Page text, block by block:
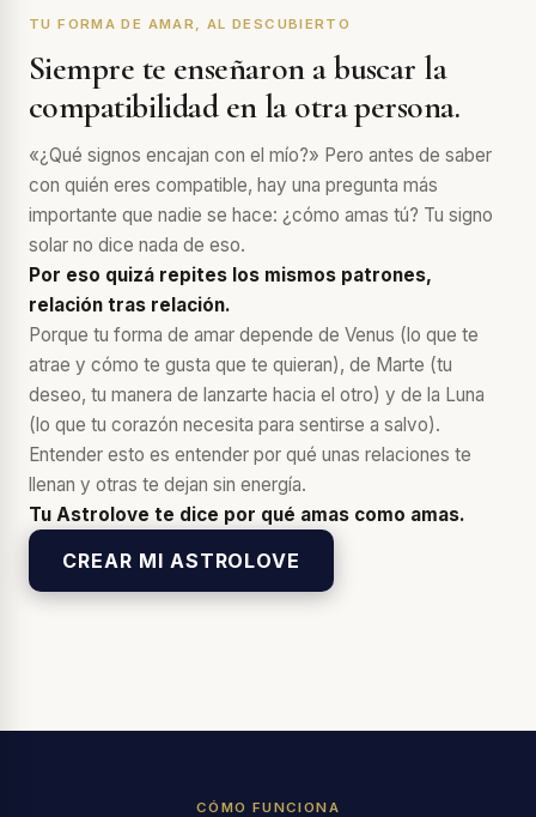
TU FORMA DE AMAR, AL DESCUBIERTO
Siempre te enseñaron a buscar la
compatibilidad en la otra persona.
«¿Qué signos encajan con el mío?» Pero antes de saber
con quién eres compatible, hay una pregunta más
importante que nadie se hace: ¿cómo amas tú? Tu signo
solar no dice nada de eso.
Por eso quizá repites los mismos patrones,
relación tras relación.
Porque tu forma de amar depende de Venus (lo que te
atrae y cómo te gusta que te quieran), de Marte (tu
deseo, tu manera de lanzarte hacia el otro) y de la Luna
(lo que tu corazón necesita para sentirse a salvo).
Entender esto es entender por qué unas relaciones te
llenan y otras te dejan sin energía.
Tu Astrolove te dice por qué amas como amas.
CREAR MI ASTROLOVE
CÓMO FUNCIONA